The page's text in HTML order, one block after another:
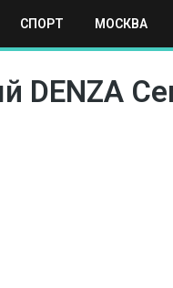
СПОРТ МОСКВА
DENZA